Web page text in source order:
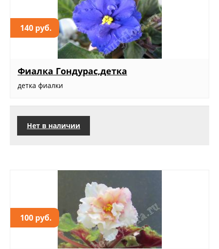
140 руб.
Фиалка Гондурас,детка
детка фиалки
Нет в наличии
100 руб.